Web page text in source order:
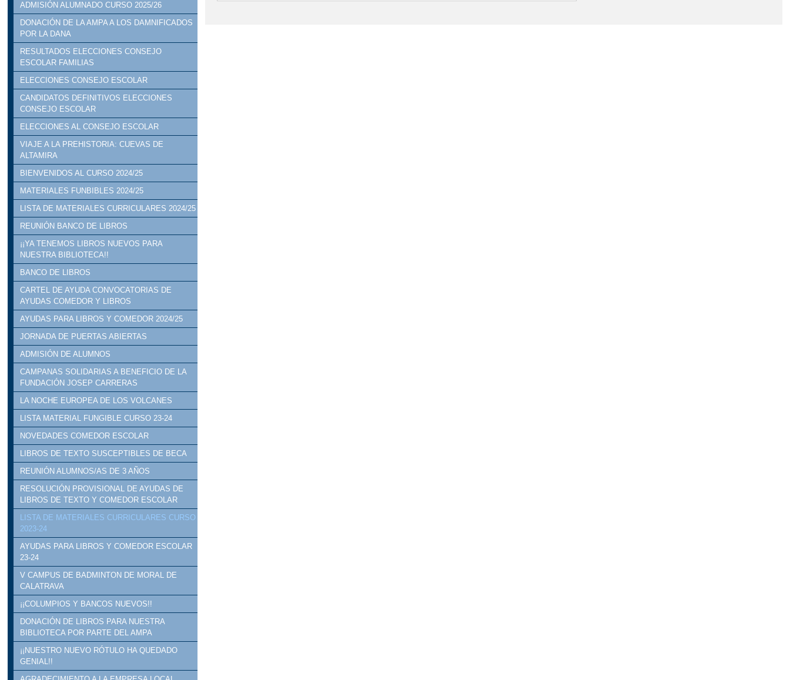
ADMISIÓN ALUMNADO CURSO 2025/26
DONACIÓN DE LA AMPA A LOS DAMNIFICADOS
POR LA DANA
RESULTADOS ELECCIONES CONSEJO
ESCOLAR FAMILIAS
ELECCIONES CONSEJO ESCOLAR
CANDIDATOS DEFINITIVOS ELECCIONES
CONSEJO ESCOLAR
ELECCIONES AL CONSEJO ESCOLAR
VIAJE A LA PREHISTORIA: CUEVAS DE
ALTAMIRA
BIENVENIDOS AL CURSO 2024/25
MATERIALES FUNBIBLES 2024/25
LISTA DE MATERIALES CURRICULARES 2024/25
REUNIÓN BANCO DE LIBROS
¡¡YA TENEMOS LIBROS NUEVOS PARA
NUESTRA BIBLIOTECA!!
BANCO DE LIBROS
CARTEL DE AYUDA CONVOCATORIAS DE
AYUDAS COMEDOR Y LIBROS
AYUDAS PARA LIBROS Y COMEDOR 2024/25
JORNADA DE PUERTAS ABIERTAS
ADMISIÓN DE ALUMNOS
CAMPANAS SOLIDARIAS A BENEFICIO DE LA
FUNDACIÓN JOSEP CARRERAS
LA NOCHE EUROPEA DE LOS VOLCANES
LISTA MATERIAL FUNGIBLE CURSO 23-24
NOVEDADES COMEDOR ESCOLAR
LIBROS DE TEXTO SUSCEPTIBLES DE BECA
REUNIÓN ALUMNOS/AS DE 3 AÑOS
RESOLUCIÓN PROVISIONAL DE AYUDAS DE
LIBROS DE TEXTO Y COMEDOR ESCOLAR
LISTA DE MATERIALES CURRICULARES CURSO
2023-24
AYUDAS PARA LIBROS Y COMEDOR ESCOLAR
23-24
V CAMPUS DE BADMINTON DE MORAL DE
CALATRAVA
¡¡COLUMPIOS Y BANCOS NUEVOS!!
DONACIÓN DE LIBROS PARA NUESTRA
BIBLIOTECA POR PARTE DEL AMPA
¡¡NUESTRO NUEVO RÓTULO HA QUEDADO
GENIAL!!